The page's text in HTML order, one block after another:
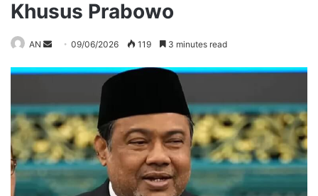
Khusus Prabowo
AN
Send
email
09/06/2026 119 3 minutes read